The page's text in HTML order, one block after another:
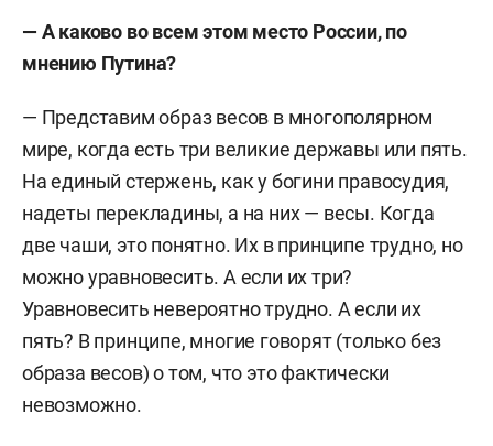
— А каково во всем этом место России, по
мнению Путина?
— Представим образ весов в многополярном
мире, когда есть три великие державы или пять.
На единый стержень, как у богини правосудия,
надеты перекладины, а на них — весы. Когда
две чаши, это понятно. Их в принципе трудно, но
можно уравновесить. А если их три?
Уравновесить невероятно трудно. А если их
пять? В принципе, многие говорят (только без
образа весов) о том, что это фактически
невозможно.